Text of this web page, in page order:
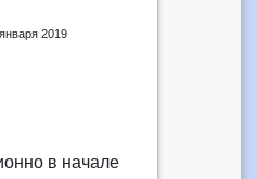
2019
в начале